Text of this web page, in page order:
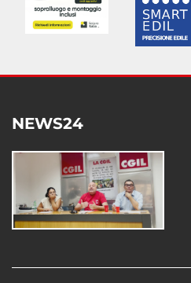
NEWS24